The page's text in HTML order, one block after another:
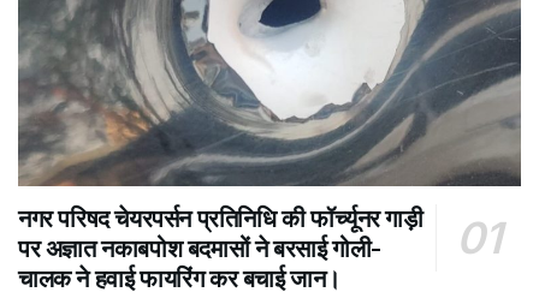
नगर परिषद चेयरपर्सन प्रतिनिधि की फॉर्च्यूनर गाड़ी
पर अज्ञात नकाबपोश बदमासों ने बरसाई गोली-
चालक ने हवाई फायरिंग कर बचाई जान।